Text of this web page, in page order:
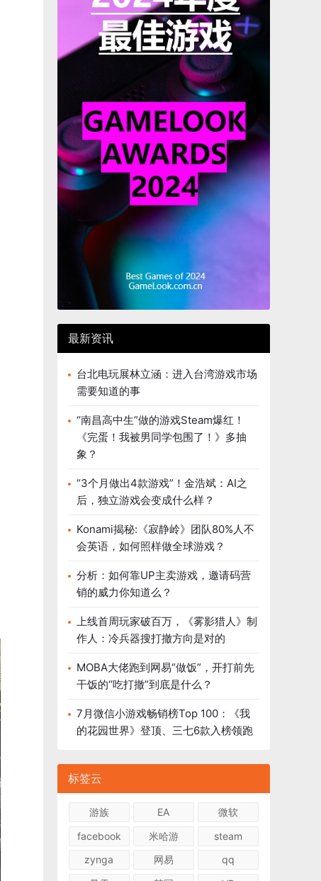
最新资讯
台北电玩展林立涵：进入台湾游戏市场
需要知道的事
“南昌高中生”做的游戏Steam爆红！
《完蛋！我被男同学包围了！》多抽
象？
“3个月做出4款游戏”！金浩斌：AI之
后，独立游戏会变成什么样？
Konami揭秘:《寂静岭》团队80%人不
会英语，如何照样做全球游戏？
分析：如何靠UP主卖游戏，邀请码营
销的威力你知道么？
上线首周玩家破百万，《雾影猎人》制
作人：冷兵器搜打撤方向是对的
MOBA大佬跑到网易“做饭”，开打前先
干饭的“吃打撤”到底是什么？
7月微信小游戏畅销榜Top 100：《我
的花园世界》登顶、三七6款入榜领跑
标签云
游族 EA
微软
facebook
米哈游
steam
zynga
网易
qq